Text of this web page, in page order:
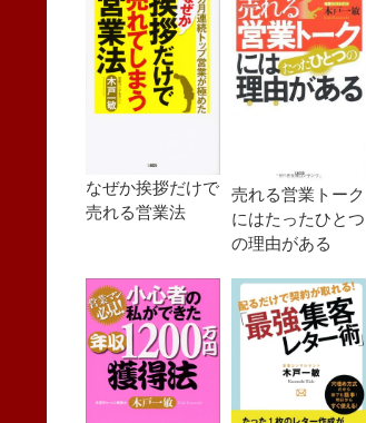
なぜか挨拶だけで
売れる営業法
売れる営業トーク
にはたったひとつ
の理由がある